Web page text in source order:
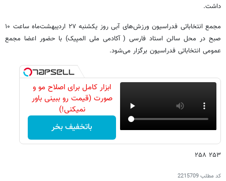
داشت.
مجمع انتخاباتی فدراسیون ورزش‌های آبی روز یکشنبه ۲۷ اردیبهشت‌ماه ساعت ۱۰
صبح در محل سالن استاد فارسی ( آکادمی ملی المپیک) با حضور اعضا مجمع
عمومی انتخاباتی فدراسیون برگزار می‌شود.
ابزار کامل برای اصلاح مو و
صورت (قیمت رو ببینی باور
نمیکنی!)
باتخفیف بخر
۲۵۳ ۲۵۸
کد مطلب2215709